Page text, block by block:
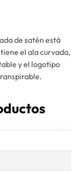
de satén está
el ala curvada,
y el logotipo